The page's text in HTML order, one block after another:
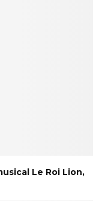
Le Roi Lion,